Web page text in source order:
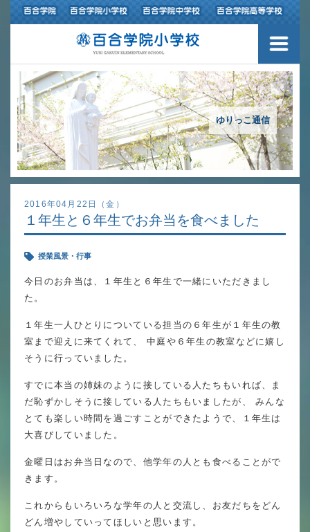
ゆりっこ通信
2016年04月22日（金）
１年生と６年生でお弁当を食べました
授業風景・行事
今日のお弁当は、１年生と６年生で一緒にいただきまし
た。
１年生一人ひとりについている担当の６年生が１年生の教
室まで迎えに来てくれて、 中庭や６年生の教室などに嬉し
そうに行っていました。
すでに本当の姉妹のように接している人たちもいれば、ま
だ恥ずかしそうに接している人たちもいましたが、 みんな
とても楽しい時間を過ごすことができたようで、１年生は
大喜びしていました。
金曜日はお弁当日なので、他学年の人とも食べることがで
きます。
これからもいろいろな学年の人と交流し、お友だちをどん
どん増やしていってほしいと思います。
３つの豊かさ・沿革
施設紹介
アクセスマップ
制服紹介
スクールバス運行
授業の特色
進路指導
体育と食育
委員会
百合学院小学校の一日
All in School